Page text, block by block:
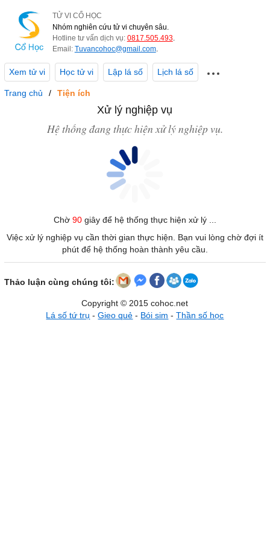
TỬ VI CỔ HỌC
Nhóm nghiên cứu tử vi chuyên sâu.
Hotline tư vấn dịch vụ: 0817.505.493.
Email: Tuvancohoc@gmail.com.
Xem tử vi Học tử vi Lập lá số Lịch lá số
Trang chủ Tiện ích
Xử lý nghiệp vụ
Hệ thống đang thực hiện xử lý nghiệp vụ.
Chờ 90giây để hệ thống thực hiện xử lý ...
Việc xử lý nghiệp vụ cần thời gian thực hiện. Bạn vui lòng chờ đợi ít
phút để hệ thống hoàn thành yêu cầu.
Thảo luận cùng chúng tôi:
Copyright © 2015 cohoc.net
Lá số tứ trụ -Gieo quẻ - Bói sim -Thần số học